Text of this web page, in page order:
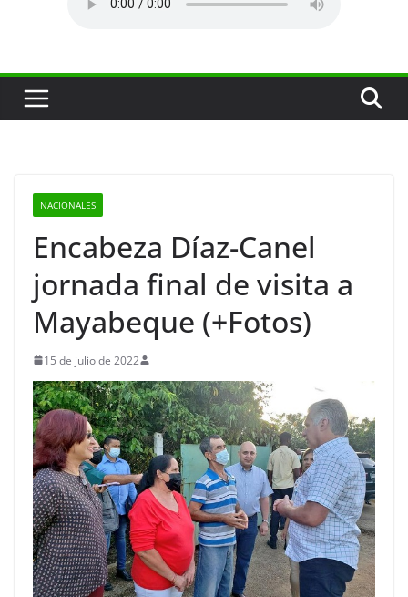
NACIONALES
Encabeza Díaz-Canel
jornada final de visita a
Mayabeque (+Fotos)
15 de julio de 2022